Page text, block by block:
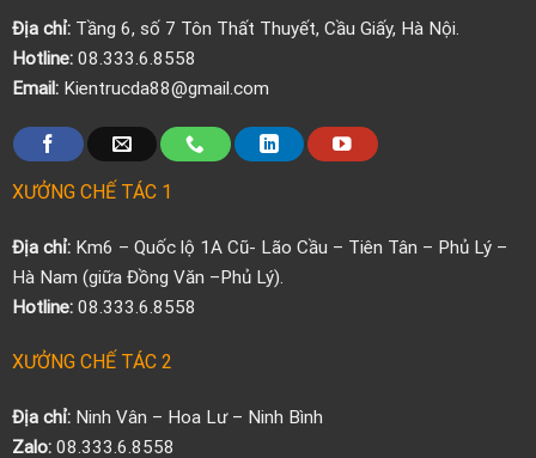
Địa chỉ: Tầng 6, số 7 Tôn Thất Thuyết, Cầu Giấy, Hà Nội.
Hotline:08.333.6.8558
Email: Kientrucda88@gmail.com
XƯỞNG CHẾ TÁC 1
Địa chỉ:Km6 – Quốc lộ 1A Cũ- Lão Cầu – Tiên Tân – Phủ Lý –
Hà Nam (giữa Đồng Văn –Phủ Lý).
Hotline: 08.333.6.8558
XƯỞNG CHẾ TÁC 2
Địa chỉ:Ninh Vân – Hoa Lư – Ninh Bình
Zalo: 08.333.6.8558